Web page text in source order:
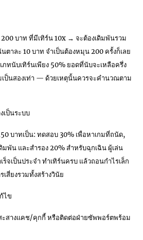
บาท ที่มีเทิร์น 10x → จะต้องเดิมพันรวม
าละ 10 บาท จำเป็นต้องหมุน 200 ครั้งก็เลย
ภทนับเทิร์นเพียง 50% ยอดที่นับจะเหลือครึ่ง
เป็นสองเท่า — ด้วยเหตุนั้นควรจะคำนวณตาม
เป็นระบบ
บาทเป็น: ทดสอบ 30% เพื่อหาเกมที่ถนัด,
มพัน และสำรอง 20% สำหรับฉุกเฉิน ผู้เล่น
จเป็นประจำ ทำเทิร์นครบ แล้วถอนกำไรเล็ก
สี่ยงรวมทั้งสร้างวินัย
ไข
ะสางแคช/คุกกี้ หรือติดต่อฝ่ายซัพพอร์ตพร้อม